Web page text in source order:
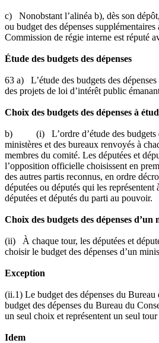
c) Nonobstant l’alinéa b), dès son
ou budget des dépenses
Commission de régie interne est réputé
Étude des budgets des dépenses
63 a) L’étude des budgets des
des projets de loi d’intérêt public
Choix des budgets des dépenses à
b) (i) L’ordre d’étude des budgets
ministères et des bureaux renvoyés à
membres du comité. Les députées et
l’opposition officielle choisissent en
des autres partis reconnus, en ordre
députées ou députés qui les représentent
députées et députés du parti au pouvoir.
Choix des budgets des dépenses
(ii) À chaque tour, les députées et
choisir le budget des dépenses d’un
Exception
(ii.1) Le budget des dépenses du
budget des dépenses du Bureau du
un seul choix et représentent un seul
Idem